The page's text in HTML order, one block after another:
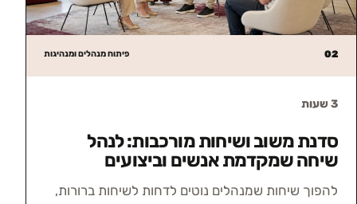
02 פיתוח מנהלים ומנהיגות
3 שעות
סדנת משוב ושיחות מורכבות: לנהל
שיחה שמקדמת אנשים וביצועים
להפוך שיחות שמנהלים נוטים לדחות לשיחות ברורות,